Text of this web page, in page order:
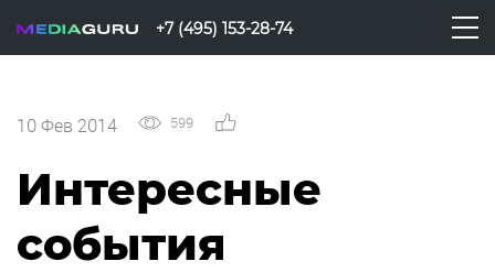
+7 (495) 153-28-74
10 Фев 2014 599
Интересные
события